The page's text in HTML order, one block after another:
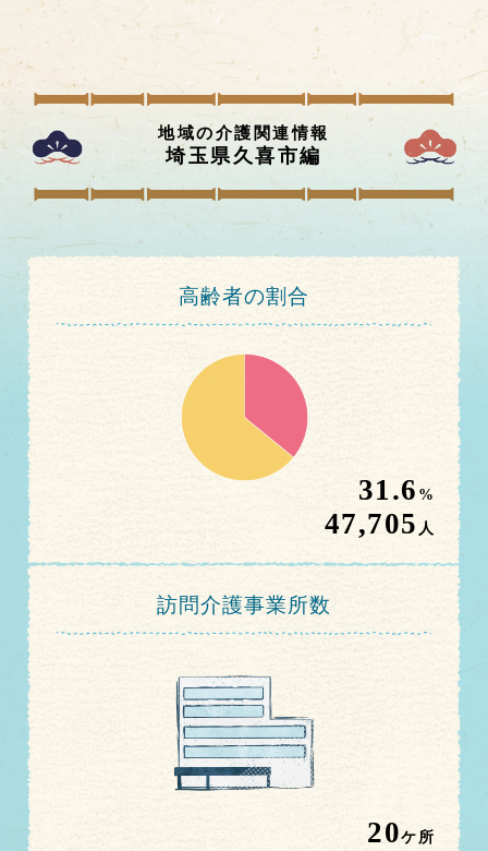
地域の介護関連情報
埼玉県久喜市編
高齢者の割合
31.6 %
47,705 人
訪問介護事業所数
20ケ所